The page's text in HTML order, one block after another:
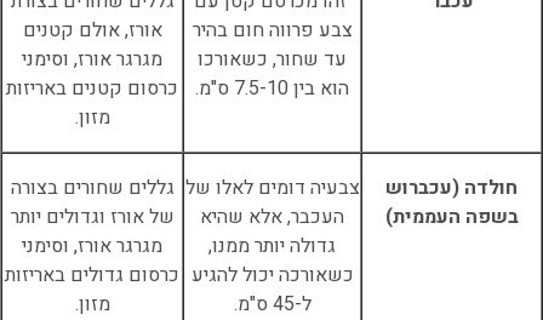
צבע פרווה חום בהיר
עד שחור, כשאורכו
הוא בין 7.5-10 ס"מ.
אורז, אולם קטנים
מגרגר אורז, וסימני
כרסום קטנים באריזות
מזון.
חולדה (עכברוש
בשפה העממית)
צבעיה דומים לאלו של
העכבר, אלא שהיא
גדולה יותר ממנו,
כשאורכה יכול להגיע
ל-45 ס"מ.
גללים שחורים בצורה
של אורז וגדולים יותר
מגרגר אורז, וסימני
כרסום גדולים באריזות
מזון.